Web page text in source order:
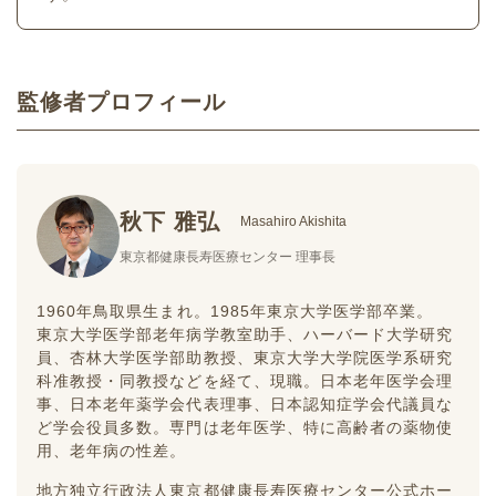
監修者プロフィール
秋下 雅弘 Masahiro Akishita
東京都健康長寿医療センター 理事長
1960年鳥取県生まれ。1985年東京大学医学部卒業。
東京大学医学部老年病学教室助手、ハーバード大学研究
員、杏林大学医学部助教授、東京大学大学院医学系研究
科准教授・同教授などを経て、現職。日本老年医学会理
事、日本老年薬学会代表理事、日本認知症学会代議員な
ど学会役員多数。専門は老年医学、特に高齢者の薬物使
用、老年病の性差。
地方独立行政法人東京都健康長寿医療センター公式ホー